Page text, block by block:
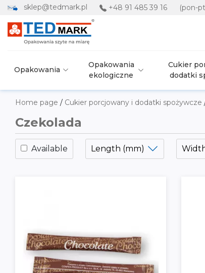
sklep@tedmark.pl +48 91 485 39 16 (pon-
Opakowania
Opakowania
ekologiczne
Cukier
dodatki
Home page / Cukier porcjowany i dodatki spożywcze
Czekolada
Available Length (mm)